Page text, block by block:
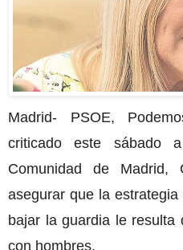
Madrid- PSOE,
criticado este sábado
Comunidad de Madrid,
asegurar que la
bajar la guardia le resulta
con hombres.